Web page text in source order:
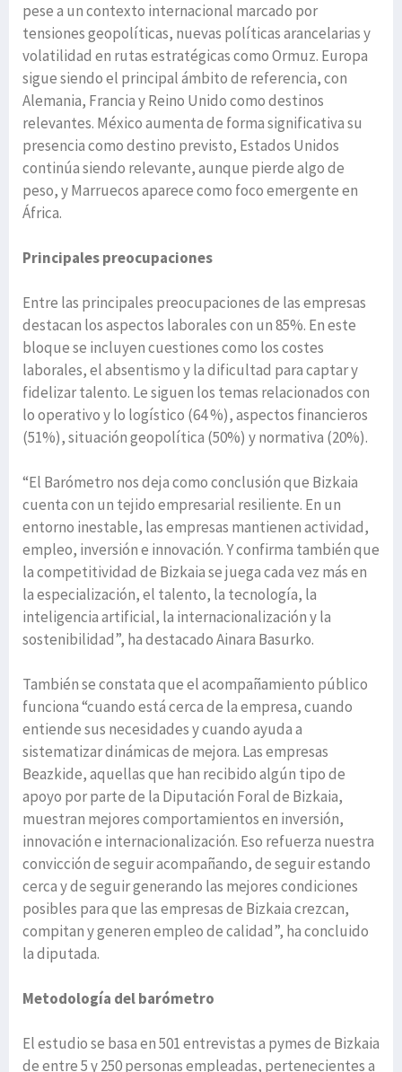
pese a un contexto internacional marcado por
tensiones geopolíticas, nuevas políticas arancelarias y
volatilidad en rutas estratégicas como Ormuz. Europa
sigue siendo el principal ámbito de referencia, con
Alemania, Francia y Reino Unido como destinos
relevantes. México aumenta de forma significativa su
presencia como destino previsto, Estados Unidos
continúa siendo relevante, aunque pierde algo de
peso, y Marruecos aparece como foco emergente en
África.
Principales preocupaciones
Entre las principales preocupaciones de las empresas
destacan los aspectos laborales con un 85%. En este
bloque se incluyen cuestiones como los costes
laborales, el absentismo y la dificultad para captar y
fidelizar talento. Le siguen los temas relacionados con
lo operativo y lo logístico (64 %), aspectos financieros
(51%), situación geopolítica (50%) y normativa (20%).
“El Barómetro nos deja como conclusión que Bizkaia
cuenta con un tejido empresarial resiliente. En un
entorno inestable, las empresas mantienen actividad,
empleo, inversión e innovación. Y confirma también que
la competitividad de Bizkaia se juega cada vez más en
la especialización, el talento, la tecnología, la
inteligencia artificial, la internacionalización y la
sostenibilidad”, ha destacado Ainara Basurko.
También se constata que el acompañamiento público
funciona “cuando está cerca de la empresa, cuando
entiende sus necesidades y cuando ayuda a
sistematizar dinámicas de mejora. Las empresas
Beazkide, aquellas que han recibido algún tipo de
apoyo por parte de la Diputación Foral de Bizkaia,
muestran mejores comportamientos en inversión,
innovación e internacionalización. Eso refuerza nuestra
convicción de seguir acompañando, de seguir estando
cerca y de seguir generando las mejores condiciones
posibles para que las empresas de Bizkaia crezcan,
compitan y generen empleo de calidad”, ha concluido
la diputada.
Metodología del barómetro
El estudio se basa en 501 entrevistas a pymes de Bizkaia
de entre 5 y 250 personas empleadas, pertenecientes a